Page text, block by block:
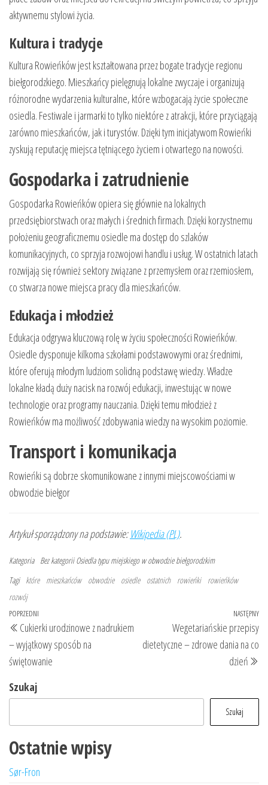
aktywnemu stylowi życia.
Kultura i tradycje
Kultura Rowieńków jest kształtowana przez bogate tradycje regionu
biełgorodzkiego. Mieszkańcy pielęgnują lokalne zwyczaje i organizują
różnorodne wydarzenia kulturalne, które wzbogacają życie społeczne
osiedla. Festiwale i jarmarki to tylko niektóre z atrakcji, które przyciągają
zarówno mieszkańców, jak i turystów. Dzięki tym inicjatywom Rowieńki
zyskują reputację miejsca tętniącego życiem i otwartego na nowości.
Gospodarka i zatrudnienie
Gospodarka Rowieńków opiera się głównie na lokalnych
przedsiębiorstwach oraz małych i średnich firmach. Dzięki korzystnemu
położeniu geograficznemu osiedle ma dostęp do szlaków
komunikacyjnych, co sprzyja rozwojowi handlu i usług. W ostatnich latach
rozwijają się również sektory związane z przemysłem oraz rzemiosłem,
co stwarza nowe miejsca pracy dla mieszkańców.
Edukacja i młodzież
Edukacja odgrywa kluczową rolę w życiu społeczności Rowieńków.
Osiedle dysponuje kilkoma szkołami podstawowymi oraz średnimi,
które oferują młodym ludziom solidną podstawę wiedzy. Władze
lokalne kładą duży nacisk na rozwój edukacji, inwestując w nowe
technologie oraz programy nauczania. Dzięki temu młodzież z
Rowieńków ma możliwość zdobywania wiedzy na wysokim poziomie.
Transport i komunikacja
Rowieńki są dobrze skomunikowane z innymi miejscowościami w
obwodzie biełgor
Artykuł sporządzony na podstawie:Wikipedia (PL).
Kategoria Bez kategorii Osiedla typu miejskiego w obwodzie biełgorodzkim
Tagi które mieszkańców obwodzie osiedle ostatnich rowieńki
rowieńków
rozwój
Nawigacja
wpisu
Poprzedni
wpis
POPRZEDNI
Cukierki urodzinowe z nadrukiem
– wyjątkowy sposób na
świętowanie
NASTĘPNY
Wegetariańskie przepisy
dietetyczne – zdrowe dania na co
dzień
Szukaj
Szukaj
Ostatnie wpisy
Sør-Fron